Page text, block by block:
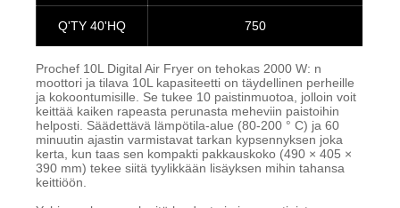
Q'TY 40'HQ 750
Prochef 10L Digital Air Fryer on tehokas 2000 W: n
moottori ja tilava 10L kapasiteetti on täydellinen perheille
ja kokoontumisille. Se tukee 10 paistinmuotoa, jolloin voit
keittää kaiken rapeasta perunasta meheviin paistoihin
helposti. Säädettävä lämpötila-alue (80-200 ° C) ja 60
minuutin ajastin varmistavat tarkan kypsennyksen joka
kerta, kun taas sen kompakti pakkauskoko (490 × 405 ×
390 mm) tekee siitä tyylikkään lisäyksen mihin tahansa
keittiöön.